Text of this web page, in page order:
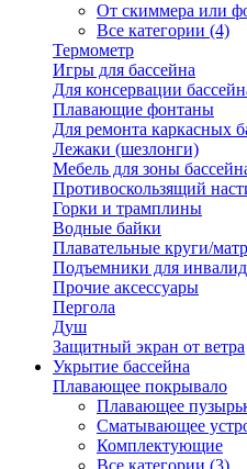
От скиммера или
Все категории (4)
Термометр
Игры для бассейна
Для консервации
Плавающие фонтаны
Для ремонта каркасных
Лежаки (шезлонги)
Мебель для зоны
Противоскользящий
Горки и трамплины
Водные байки
Плавательные круги/
Подъемники для
Прочие аксессуары
Пергола
Душ
Защитный экран от ветра
Укрытие бассейна
Плавающее покрывало
Плавающее
Сматывающее
Комплектующие
Все категории (3)